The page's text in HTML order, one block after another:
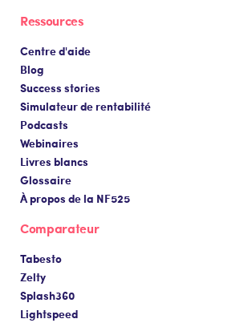
Ressources
Centre d'aide
Blog
Success stories
Simulateur de rentabilité
Podcasts
Webinaires
Livres blancs
Glossaire
À propos de la NF525
Comparateur
Tabesto
Zelty
Splash360
Lightspeed